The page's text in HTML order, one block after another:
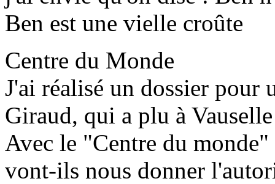
Ben est une vielle croûte
Centre du Monde
J'ai réalisé un dossier pour
Giraud, qui a plu à
Avec le "Centre du
vont-ils nous donner